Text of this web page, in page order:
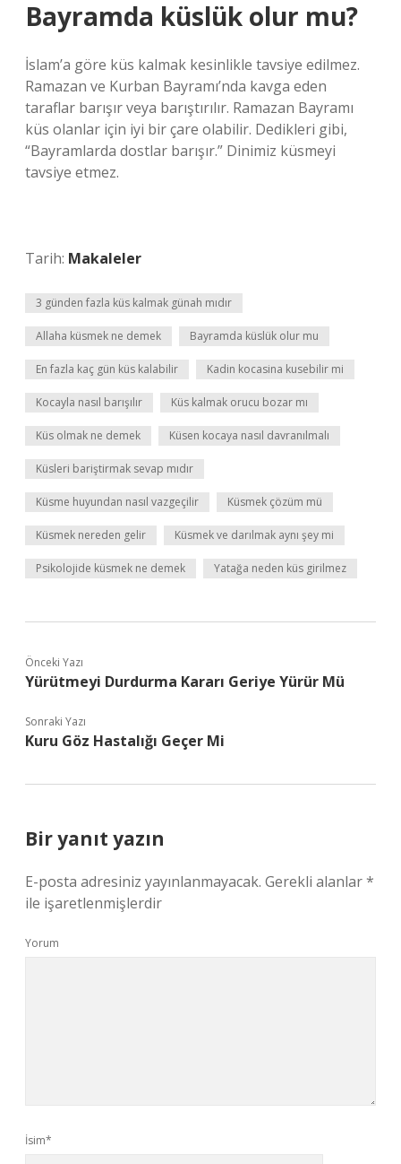
Bayramda küslük olur mu?
İslam’a göre küs kalmak kesinlikle tavsiye edilmez.
Ramazan ve Kurban Bayramı’nda kavga eden
taraflar barışır veya barıştırılır. Ramazan Bayramı
küs olanlar için iyi bir çare olabilir. Dedikleri gibi,
“Bayramlarda dostlar barışır.” Dinimiz küsmeyi
tavsiye etmez.
Tarih: Makaleler
3 günden fazla küs kalmak günah mıdır
Allaha küsmek ne demek Bayramda küslük olur mu
En fazla kaç gün küs kalabilir Kadin kocasina kusebilir mi
Kocayla nasıl barışılır Küs kalmak orucu bozar mı
Küs olmak ne demek Küsen kocaya nasıl davranılmalı
Küsleri bariştirmak sevap mıdır
Küsme huyundan nasıl vazgeçilir Küsmek çözüm mü
Küsmek nereden gelir Küsmek ve darılmak aynı şey mi
Psikolojide küsmek ne demek Yatağa neden küs girilmez
Önceki Yazı
Yürütmeyi Durdurma Kararı Geriye Yürür Mü
Sonraki Yazı
Kuru Göz Hastalığı Geçer Mi
Bir yanıt yazın
E-posta adresiniz yayınlanmayacak. Gerekli alanlar*
ile işaretlenmişlerdir
Yorum
İsim*